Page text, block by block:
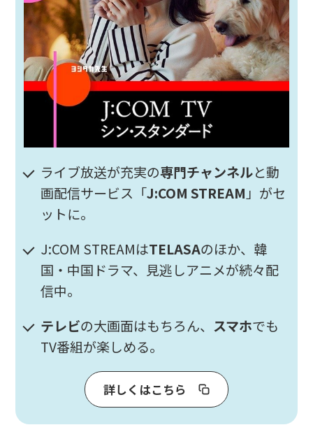
ライブ放送が充実の専門チャンネルと動
画配信サービス「J:COM STREAM 」がセ
ットに。
J:COM STREAMはTELASAのほか、韓
国・中国ドラマ、見逃しアニメが続々配
信中。
テレビの大画面はもちろん、 スマホでも
TV番組が楽しめる。
詳しくはこちら